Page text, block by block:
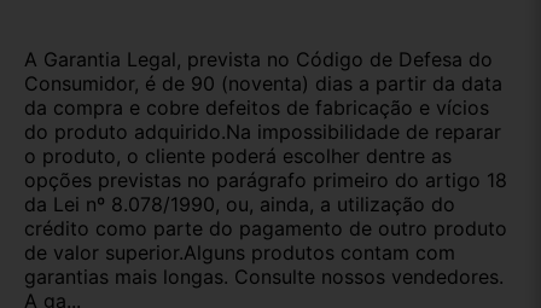
A Garantia Legal, prevista no Código de Defesa do
Consumidor, é de 90 (noventa) dias a partir da data
da compra e cobre defeitos de fabricação e vícios
do produto adquirido.Na impossibilidade de reparar
o produto, o cliente poderá escolher dentre as
opções previstas no parágrafo primeiro do artigo 18
da Lei nº 8.078/1990, ou, ainda, a utilização do
crédito como parte do pagamento de outro produto
de valor superior.Alguns produtos contam com
garantias mais longas. Consulte nossos vendedores.
A ga...